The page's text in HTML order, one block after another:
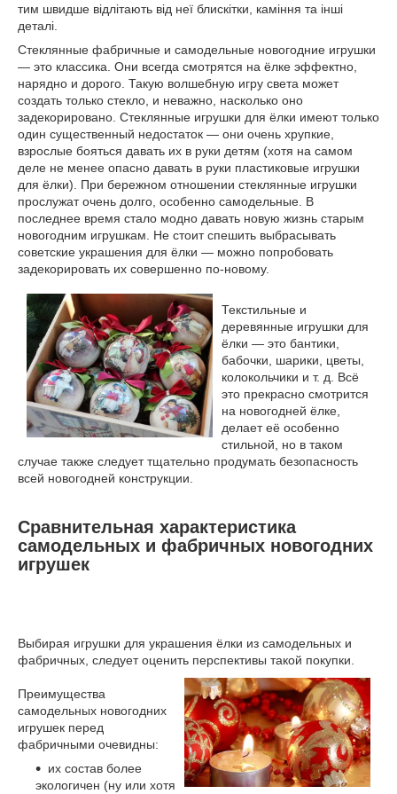
тим швидше відлітають від неї блискітки, каміння та інші
деталі.
Стеклянные фабричные и самодельные новогодние игрушки
— это классика. Они всегда смотрятся на ёлке эффектно,
нарядно и дорого. Такую волшебную игру света может
создать только стекло, и неважно, насколько оно
задекорировано. Стеклянные игрушки для ёлки имеют только
один существенный недостаток — они очень хрупкие,
взрослые бояться давать их в руки детям (хотя на самом
деле не менее опасно давать в руки пластиковые игрушки
для ёлки). При бережном отношении стеклянные игрушки
прослужат очень долго, особенно самодельные. В
последнее время стало модно давать новую жизнь старым
новогодним игрушкам. Не стоит спешить выбрасывать
советские украшения для ёлки — можно попробовать
задекорировать их совершенно по-новому.
Текстильные и
деревянные игрушки для
ёлки — это бантики,
бабочки, шарики, цветы,
колокольчики и т. д. Всё
это прекрасно смотрится
на новогодней ёлке,
делает её особенно
стильной, но в таком
случае также следует тщательно продумать безопасность
всей новогодней конструкции.
Сравнительная характеристика
самодельных и фабричных новогодних
игрушек
Выбирая игрушки для украшения ёлки из самодельных и
фабричных, следует оценить перспективы такой покупки.
Преимущества
самодельных новогодних
игрушек перед
фабричными очевидны:
их состав более
экологичен (ну или хотя